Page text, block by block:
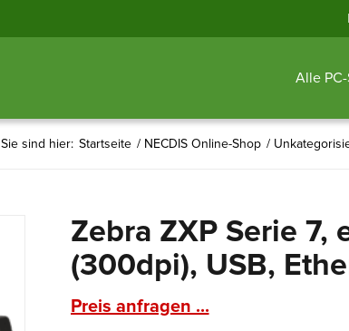
Alle
Sie sind hier: Startseite / NECDIS Online-Shop /
Zebra ZXP Serie 7,
(300dpi), USB,
Preis anfragen ...